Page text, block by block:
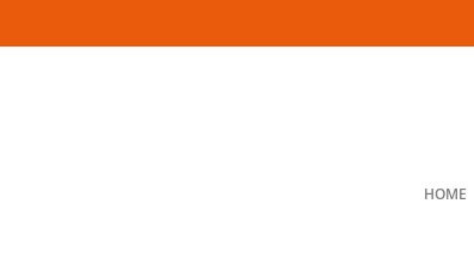
HOME